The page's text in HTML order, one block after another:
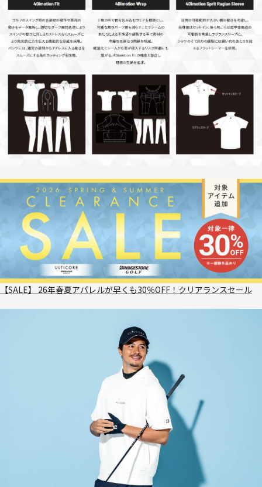
【SALE】 26年春夏アパレルが早くも30％OFF！クリアランスセール